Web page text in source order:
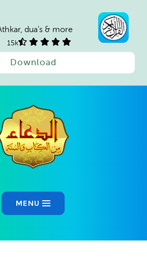
dua's & more
15k
Download
MENU